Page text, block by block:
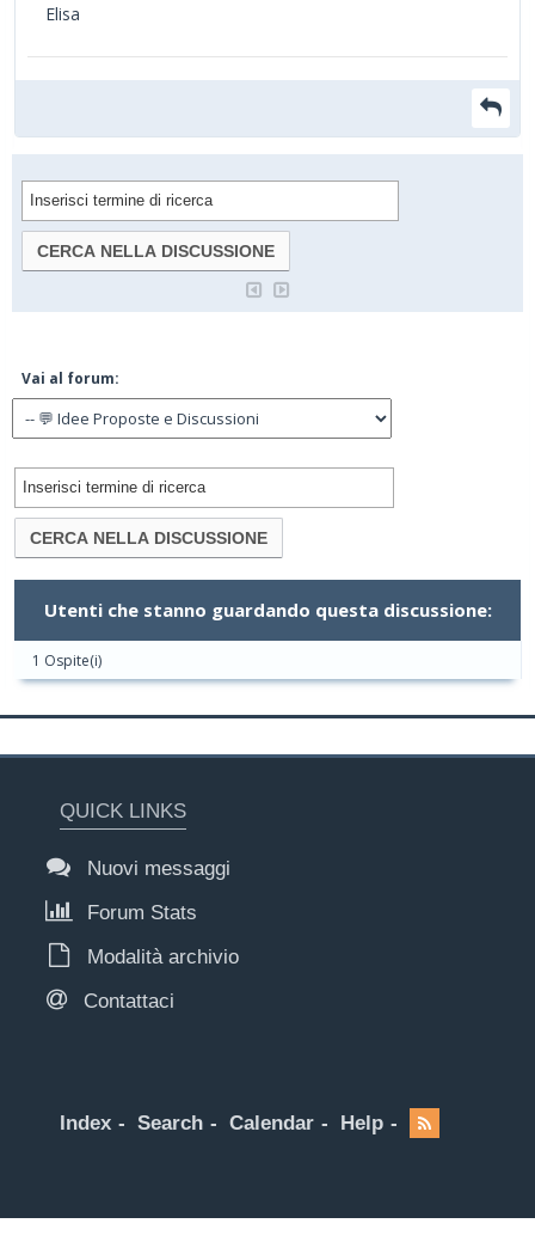
Elisa
Vai al forum:
Utenti che stanno guardando questa discussione:
1 Ospite(i)
QUICK LINKS
Nuovi messaggi
Forum Stats
Modalità archivio
Contattaci
Index Search Calendar Help